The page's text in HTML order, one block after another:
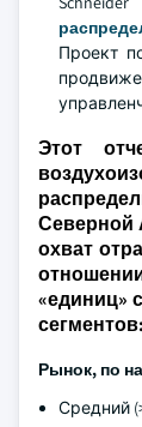
Проект
Этот
Северной
охват
«единиц»
сегментов:
Рынок, по
Средний